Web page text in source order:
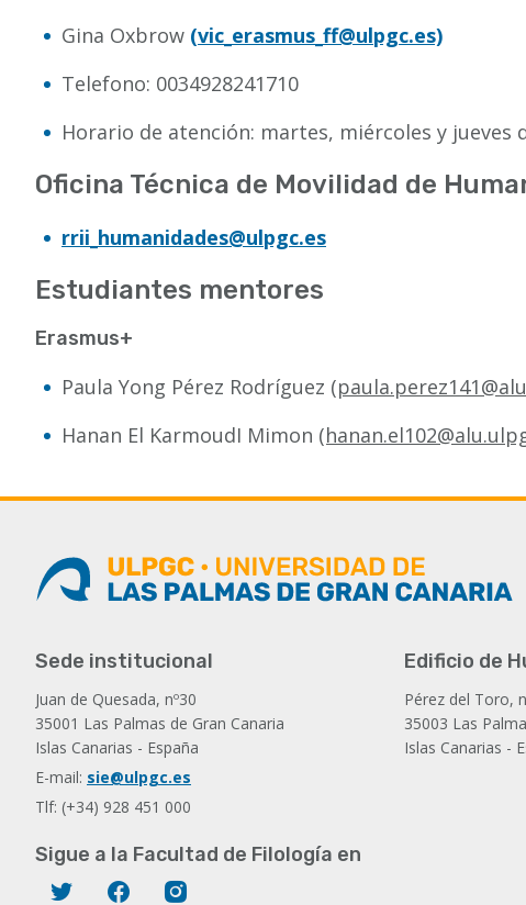
Gina Oxbrow (vic_erasmus_ff@ulpgc.es)
Telefono: 0034928241710
Horario de atención: martes, miércoles y jueves
Oficina Técnica de Movilidad de
rrii_humanidades@ulpgc.es
Estudiantes mentores
Erasmus+
Paula Yong Pérez Rodríguez
Hanan El KarmoudI Mimon
Sede institucional
Juan de Quesada, nº30
35001 Las Palmas de Gran Canaria
Islas Canarias - España
E-mail: sie@ulpgc.es
Tlf: (+34) 928 451 000
Edificio de
Pérez del Toro,
35003 Las
Islas Canarias -
Sigue a la Facultad de Filología en
Twitter Facebook